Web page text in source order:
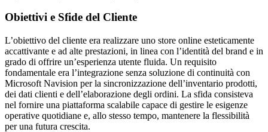
Obiettivi e Sfide del Cliente
L’obiettivo del cliente era realizzare uno store online esteticamente
accattivante e ad alte prestazioni, in linea con l’identità del brand e in
grado di offrire un’esperienza utente fluida. Un requisito
fondamentale era l’integrazione senza soluzione di continuità con
Microsoft Navision per la sincronizzazione dell’inventario prodotti,
dei dati clienti e dell’elaborazione degli ordini. La sfida consisteva
nel fornire una piattaforma scalabile capace di gestire le esigenze
operative quotidiane e, allo stesso tempo, mantenere la flessibilità
per una futura crescita.